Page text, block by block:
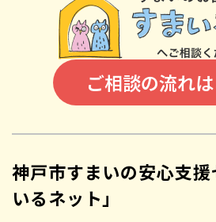
ご相談の流れ
神戸市すまいの安心支
いるネット」